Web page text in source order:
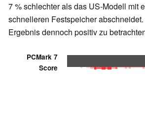
7 % schlechter als das US-Modell mit
schnelleren Festspeicher
Ergebnis dennoch positiv zu
PCMark 7
Score